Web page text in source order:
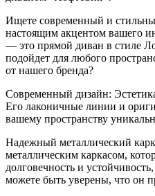
Ищете современный и
настоящим акцентом вашего
— это прямой диван в стиле
подойдет для любого
от нашего бренда?
Современный дизайн:
Его лаконичные линии и
вашему пространству
Надежный металлический
металлическим каркасом,
долговечность и
можете быть уверены, что он